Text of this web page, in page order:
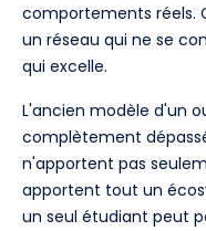
comportements réels.
un réseau qui ne se
qui excelle.
L'ancien modèle d'un
complètement
n'apportent pas
apportent tout un
un seul étudiant peut